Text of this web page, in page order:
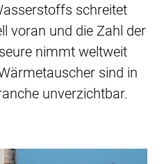
schreitet
voran und die Zahl der
nimmt weltweit
sind in
unverzichtbar.